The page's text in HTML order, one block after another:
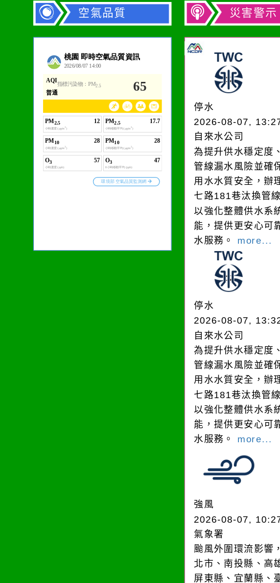
空氣品質 災害警示
停水
2026-08-07,
自來水公司
為提升供水穩定度
管線漏水風險並確
用水水質安全，辦
七路181巷汰換管
以強化整體供水系
能，提供更安心可
水服務。 more...
停水
2026-08-07,
自來水公司
為提升供水穩定度
管線漏水風險並確
用水水質安全，辦
七路181巷汰換管
以強化整體供水系
能，提供更安心可
水服務。 more...
強風
2026-08-07,
氣象署
颱風外圍環流影響
北市、南投縣、高
屏東縣、宜蘭縣、
在實現理想的路途中，
必須排除一切干擾，特
別是要看清那些美麗的
誘惑。
作者：網
生活是一